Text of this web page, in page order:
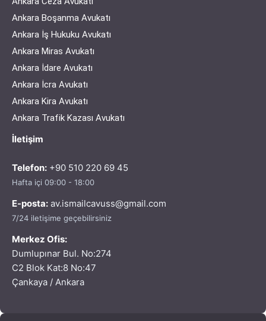
Ankara Boşanma Avukatı
Ankara İş Hukuku Avukatı
Ankara Miras Avukatı
Ankara İdare Avukatı
Ankara İcra Avukatı
Ankara Kira Avukatı
Ankara Trafik Kazası Avukatı
İletişim
Telefon: +90 510 220 69 45
Hafta içi 09:00 - 18:00
E-posta: av.ismailcavuss@gmail.com
7/24 iletişime geçebilirsiniz
Merkez Ofis:
Dumlupınar Bul. No:274
C2 Blok Kat:8 No:47
Çankaya / Ankara